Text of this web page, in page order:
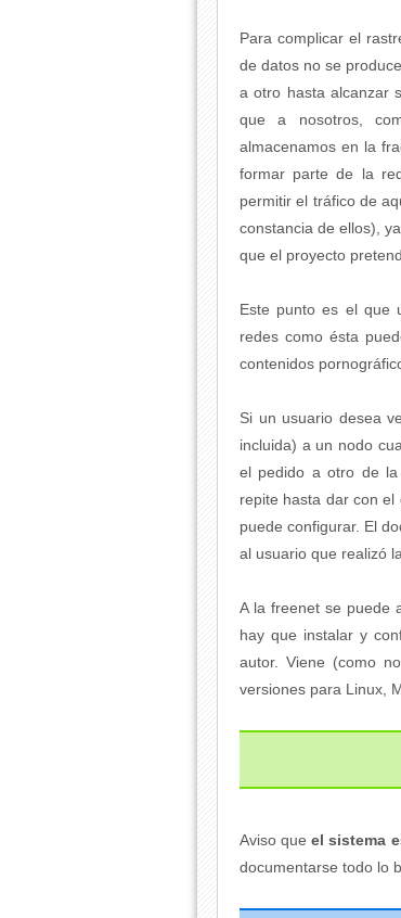
Para complicar el
de datos no se
a otro hasta alcanzar
que a nosotros,
almacenamos en la
formar parte de la
permitir el tráfico de
constancia de ellos),
que el proyecto
Este punto es el que
redes como ésta
contenidos
Si un usuario desea
incluida) a un nodo
el pedido a otro de la
repite hasta dar con
puede configurar. El
al usuario que realizó
A la freenet se puede
hay que instalar y
autor. Viene (como
versiones para Linux,
Aviso queel sistema
documentarse todo lo